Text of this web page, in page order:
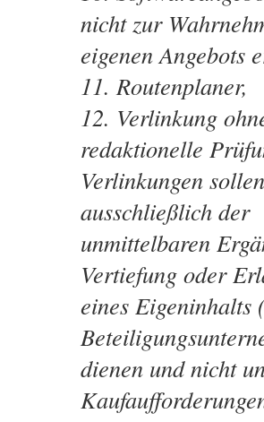
nicht zur
eigenen Angebots
Routenplaner,
Verlinkung
redaktionelle
Verlinkungen sollen
ausschließlich der
unmittelbaren
Vertiefung oder
eines Eigeninhalts
dienen und nicht